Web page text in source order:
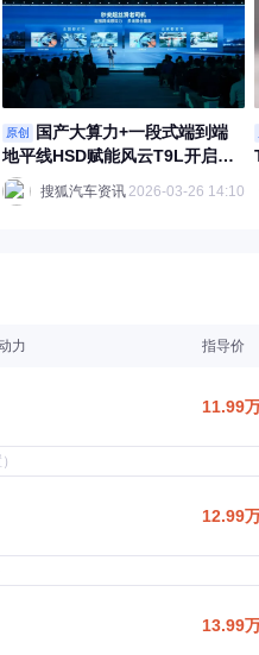
原创
国产大算力+一段式端到端
地平线HSD赋能风云T9L开启预
售
搜狐汽车资讯2026-03-26 14:10
力 指导价
11.99
12.99
13.99